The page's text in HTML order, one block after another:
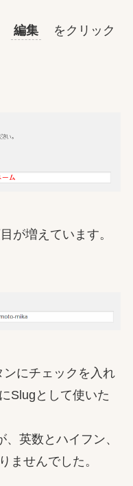
編集 をクリック
が増えています。
にチェックを入れ
Slugとして使いた
英数とハイフン、
ませんでした。